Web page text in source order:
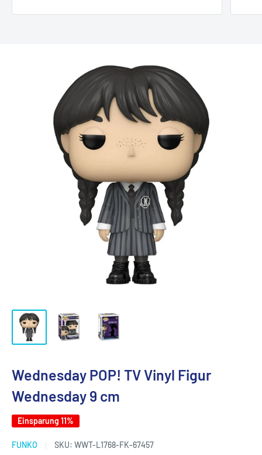
Wednesday POP! TV Vinyl Figur
Wednesday 9 cm
Einsparung 11%
FUNKO SKU: WWT-L1768-FK-67457